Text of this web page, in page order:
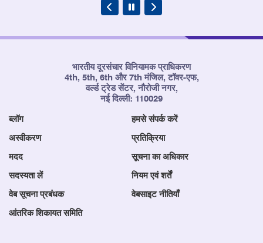
भारतीय दूरसंचार विनियामक प्राधिकरण
4th, 5th, 6th और 7th मंजिल, टॉवर-एफ,
वर्ल्ड ट्रेड सेंटर, नौरोजी नगर,
नई दिल्ली: 110029
ब्लॉग हमसे संपर्क करें
अस्वीकरण प्रतिक्रिया
मदद सूचना का अधिकार
सदस्यता लें नियम एवं शर्तें
वेब सूचना प्रबंधक वेबसाइट नीतियाँ
आंतरिक शिकायत समिति